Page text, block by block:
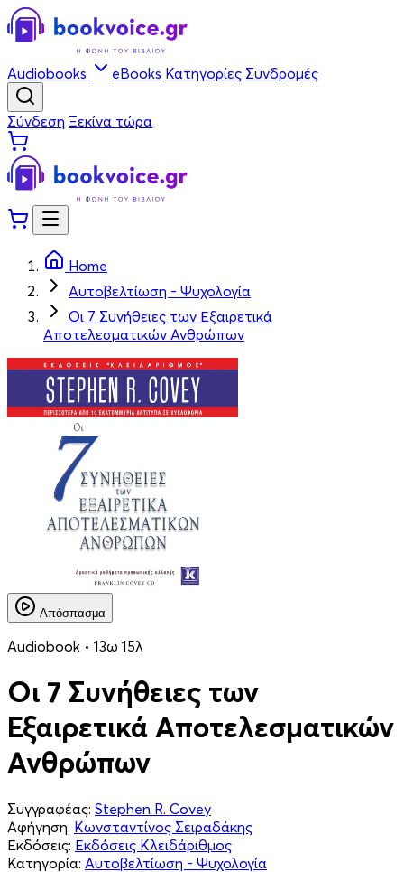
Audiobooks eBooks Κατηγορίες Συνδρομές
Σύνδεση Ξεκίνα τώρα
Home
Αυτοβελτίωση - Ψυχολογία
Οι 7 Συνήθειες των Εξαιρετικά
Αποτελεσματικών Ανθρώπων
Απόσπασμα
Audiobook • 13ω 15λ
Οι 7 Συνήθειες των
Εξαιρετικά Αποτελεσματικών
Ανθρώπων
Συγγραφέας: Stephen R. Covey
Αφήγηση: Κωνσταντίνος Σειραδάκης
Εκδόσεις: Εκδόσεις Κλειδάριθμος
Κατηγορία: Αυτοβελτίωση - Ψυχολογία